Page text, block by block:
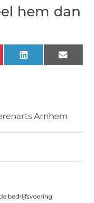
hem dan
LinkedIn Email
Arnhem
bedrijfsvoering